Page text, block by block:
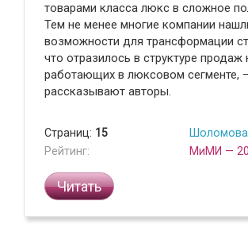
товарами класса люкс в сложное
Тем не менее многие компании
возможности для трансформации
что отразилось в структуре продаж
работающих в люксовом сегменте,
рассказывают авторы.
Страниц: 15
Рейтинг:
Шоломова
МиМИ —
Читать